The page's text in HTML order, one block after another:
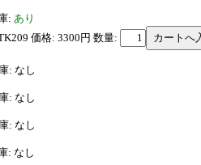
: あり
価格: 3300円 数量:
: なし
: なし
: なし
: なし